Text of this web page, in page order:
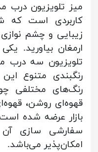
میز تلویزیون درب
کاربردی است که
زیبایی و چشم نوازی
ارمغان بیاورید.
رنگبندی متنوع
رنگ‌های مختلفی
قهوه‌ای روشن،
بازار عرضه شده است
سفارشی سازی
امکان‌پذیر می‌باشد.